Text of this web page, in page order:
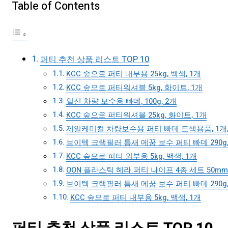
Table of Contents
퍼티 추천 상품 리스트 TOP 10
KCC 숲으로 퍼티 내부용 25kg, 백색, 1개
KCC 숲으로 퍼티워셔블 5kg, 화이트, 1개
일신 차량 보수용 빠데, 100g, 2개
KCC 숲으로 퍼티워셔블 25kg, 화이트, 1개
제일케미컬 차량보수용 퍼티 빠데 도색용품, 1
브이텍 크랙필러 틈새 메꿈 보수 퍼티 빠데
KCC 숲으로 퍼티 외부용 5kg, 백색, 1개
OON 플라스틱 헤라 퍼티 나이프 4종 세트
브이텍 크랙필러 틈새 메꿈 보수 퍼티 빠데
KCC 숲으로 퍼티 내부용 5kg, 백색, 1개